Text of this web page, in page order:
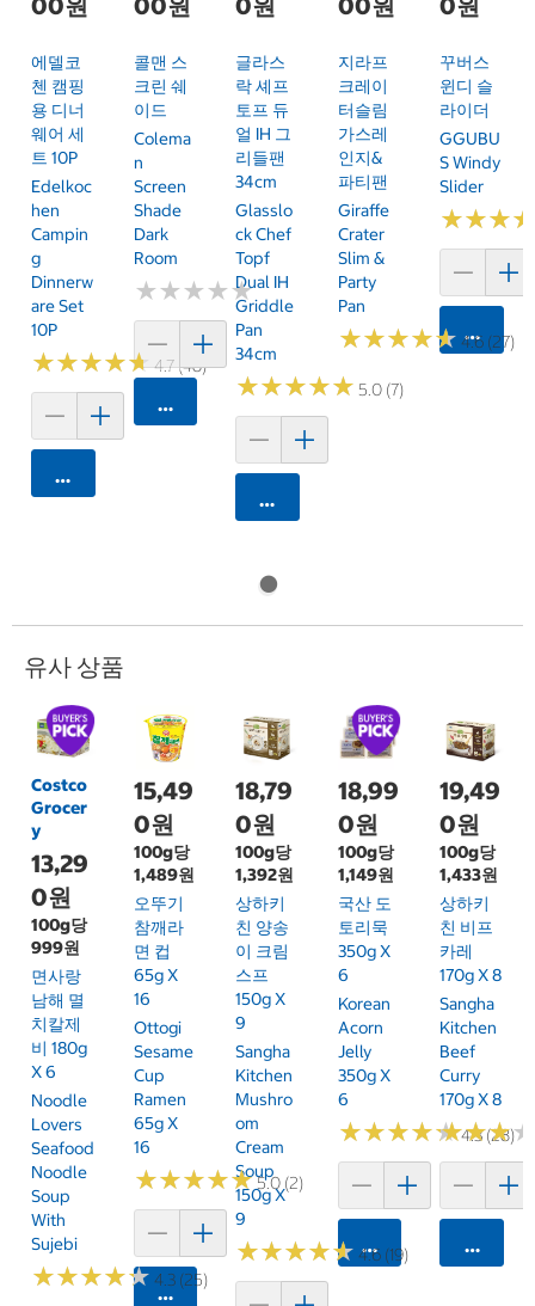
에델코
첸 캠핑
용 디너
웨어 세
트 10P
Edelkoc
Hen
Campin
G
Dinnerw
Are Set
10P
★★★★★
★★★★★4.7 (48)
카트에 담기
콜맨 스
크린 쉐
이드
Colema
N
Screen
Shade
Dark
Room
★★★★★
★★★★★
카트에 담기
글라스
락 셰프
토프 듀
얼 IH 그
리들팬
34cm
Glasslo
Ck Chef
Topf
Dual IH
Griddle
Pan
34cm
★★★★★
★★★★★ 5.0 (7)
카트에 담기
지라프
크레이
터슬림
가스레
인지&
파티팬
Giraffe
Crater
Slim &
Party
Pan
★★★★★
★★★★★ 4.6 (27)
꾸버스
윈디 슬
라이더
GGUBU
S Windy
Slider
★★★
★★★
카트에
유사 상품
Costco
Grocer
y
13,29
0원
100g당
999원
면사랑
남해 멸
치칼제
비 180g
X 6
Noodle
Lovers
Seafood
Noodle
Soup
With
Sujebi
★★★★★
★★★★★4.3 (25)
15,49
0원
100g당
1,489원
오뚜기
참깨라
면 컵
65g X
16
Ottogi
Sesame
Cup
Ramen
65g X
16
★★★★★
★★★★★5.0 (2)
카트에 담기
18,79
0원
100g당
1,392원
상하키
친 양송
이 크림
스프
150g X
9
Sangha
Kitchen
Mushro
Om
Cream
Soup
150g X
9
★★★★★
★★★★★ 4.6 (19)
18,99
0원
100g당
1,149원
국산 도
토리묵
350g X
6
Korean
Acorn
Jelly
350g X
6
★★★★★
★★★★★4.3 (28)
카트에 담기
19,49
0원
100g당
1,433원
상하키
친 비프
카레
170g X 8
Sangha
Kitchen
Beef
Curry
170g X 8
★★★
★★★
카트에